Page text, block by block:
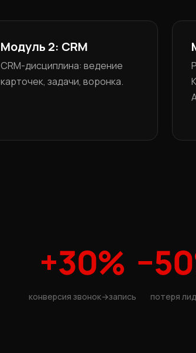
Модуль 2: CRM
CRM-дисциплина: ведение
карточек, задачи, воронка.
+30%
конверсия звонок→запись потеря